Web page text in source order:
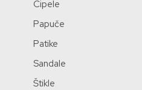
Cipele
Papuče
Patike
Sandale
Štikle